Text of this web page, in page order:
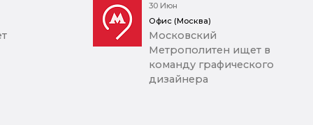
30 Июн
Офис (Москва)
Московский
Метрополитен ищет в
команду графического
дизайнера